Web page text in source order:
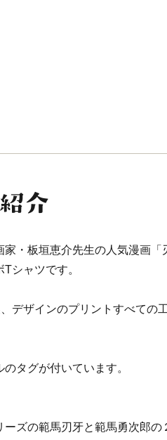
・板垣恵介先生の人気漫画「
シャツです。
デザインのプリントすべての
タグが付いています。
ズの範馬刃牙と範馬勇次郎の